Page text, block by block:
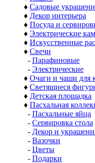
♦ Садовые
♦ Декор интерьера
♦ Посуда и
♦ Электрические
♦ Искусственные
♦ Свечи
- Парафиновые
- Электрические
♦ Очаги и чаши для
♦ Светящиеся
♦ Детская площадка
♦ Пасхальная
- Пасхальные яйца
- Сервировка стола
- Декор и
- Вазочки
- Цветы
- Подарки